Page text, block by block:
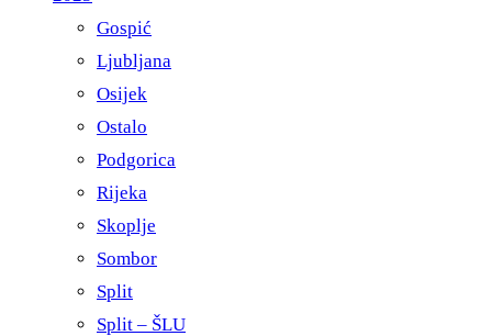
Gospić
Ljubljana
Osijek
Ostalo
Podgorica
Rijeka
Skoplje
Sombor
Split
Split – ŠLU